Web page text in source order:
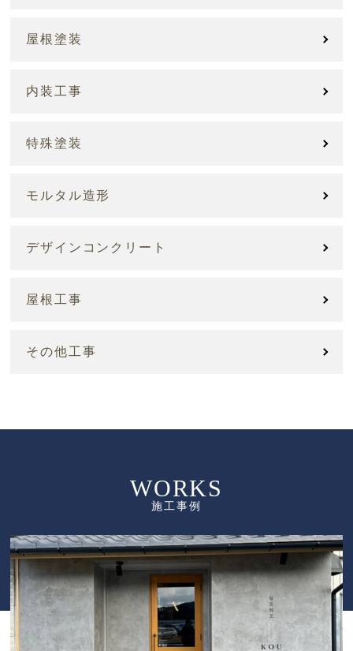
屋根塗装
内装工事
特殊塗装
モルタル造形
デザインコンクリート
屋根工事
その他工事
WORKS
施工事例